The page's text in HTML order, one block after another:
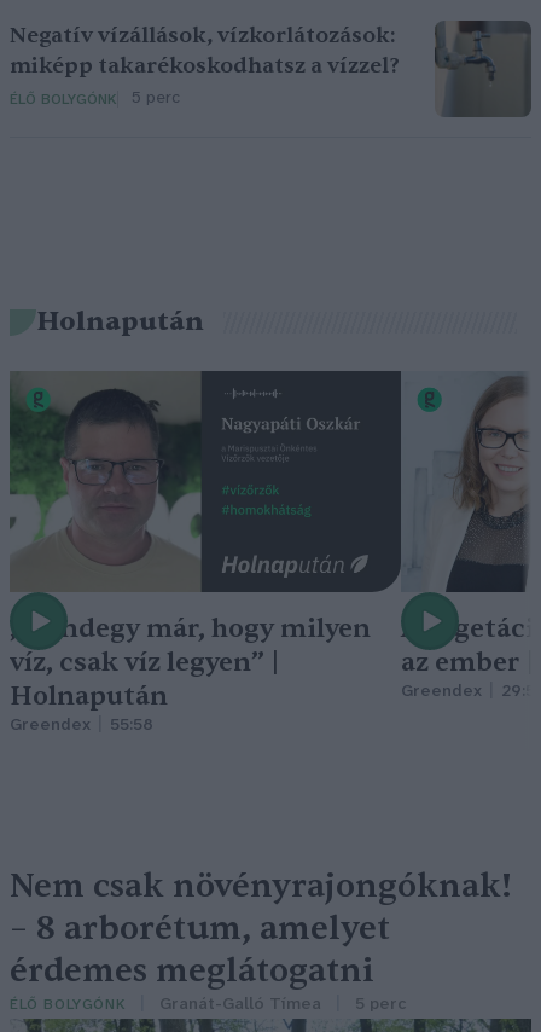
Negatív vízállások, vízkorlátozások:
miképp takarékoskodhatsz a vízzel?
ÉLŐ BOLYGÓNK 5 perc
Holnapután
„Mindegy már, hogy milyen
víz, csak víz legyen” |
Holnapután
Greendex 55:58
A
az ember
Greendex
Nem csak növényrajongóknak!
– 8 arborétum, amelyet
érdemes meglátogatni
ÉLŐ BOLYGÓNK Granát-Galló Tímea 5 perc